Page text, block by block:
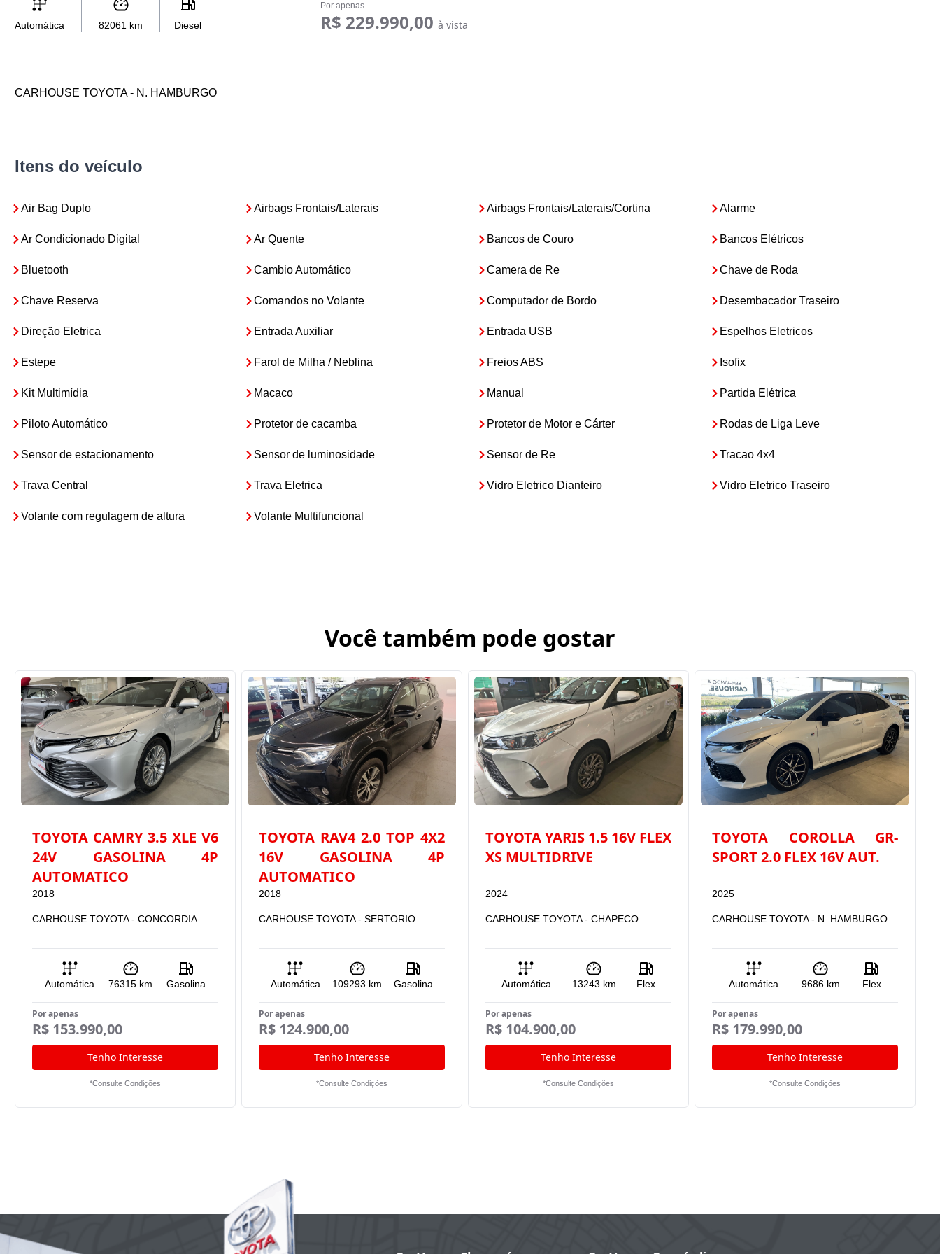
Automática 82061 km Diesel
Por apenas
R$ 229.990,00 à vista
CARHOUSE TOYOTA - N. HAMBURGO
Itens do veículo
Air Bag Duplo Airbags Frontais/Laterais Airbags Frontais/Laterais/Cortina Alarme
Ar Condicionado Digital Ar Quente Bancos de Couro Bancos Elétricos
Bluetooth Cambio Automático Camera de Re Chave de Roda
Chave Reserva Comandos no Volante Computador de Bordo Desembacador Traseiro
Direção Eletrica Entrada Auxiliar Entrada USB Espelhos Eletricos
Estepe Farol de Milha / Neblina Freios ABS Isofix
Kit Multimídia Macaco Manual Partida Elétrica
Piloto Automático Protetor de cacamba Protetor de Motor e Cárter Rodas de Liga Leve
Sensor de estacionamento Sensor de luminosidade Sensor de Re Tracao 4x4
Trava Central Trava Eletrica Vidro Eletrico Dianteiro Vidro Eletrico Traseiro
Volante com regulagem de altura Volante Multifuncional
Você também pode gostar
TOYOTA CAMRY 3.5 XLE V6
24V GASOLINA 4P
AUTOMATICO
2018
CARHOUSE TOYOTA - CONCORDIA
Automática 76315 km Gasolina
Por apenas
R$ 153.990,00
Tenho Interesse
*Consulte Condições
TOYOTA RAV4 2.0 TOP 4X2
16V GASOLINA 4P
AUTOMATICO
2018
CARHOUSE TOYOTA - SERTORIO
Automática 109293 km Gasolina
Por apenas
R$ 124.900,00
Tenho Interesse
*Consulte Condições
TOYOTA YARIS 1.5 16V FLEX
XS MULTIDRIVE
2024
CARHOUSE TOYOTA - CHAPECO
Automática 13243 km Flex
Por apenas
R$ 104.900,00
Tenho Interesse
*Consulte Condições
TOYOTA COROLLA GR-
SPORT 2.0 FLEX 16V AUT.
2025
CARHOUSE TOYOTA - N. HAMBURGO
Automática 9686km Flex
Por apenas
R$ 179.990,00
Tenho Interesse
*Consulte Condições